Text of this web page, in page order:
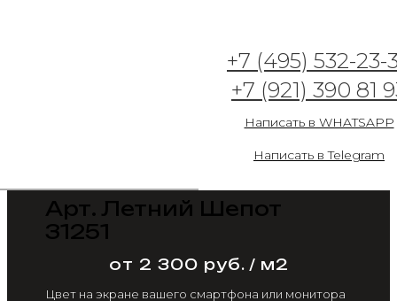
+7 (495) 532-23-
+7 (921) 390 81
Написать в WHATSAPP
Написать в Telegram
Арт. Летний Шепот
31251
от 2 300 руб. / м2
Цвет на экране вашего смартфона или монитора